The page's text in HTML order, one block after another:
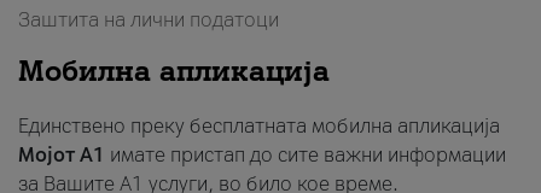
Заштита на лични податоци
Мобилна апликација
Единствено преку бесплатната мобилна апликација
Мојот A1 имате пристап до сите важни информации
за Вашите A1 услуги, во било кое време.